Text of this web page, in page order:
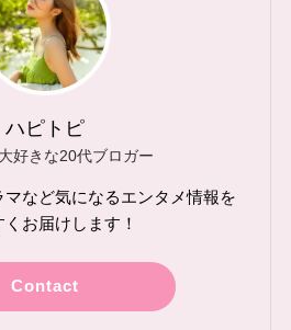
ハピトピ
好きな20代ブロガー
など気になるエンタメ情報を
お届けします！
Contact